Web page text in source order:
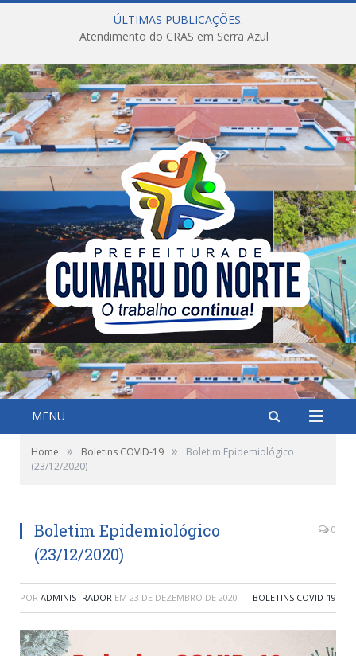
ÚLTIMAS PUBLICAÇÕES:
Atendimento do CRAS em Serra Azul
MENU
Home » Boletins COVID-19 »
Boletim Epidemiológico
(23/12/2020)
Boletim Epidemiológico
(23/12/2020)
0
POR ADMINISTRADOR EM 23 DE DEZEMBRO DE 2020 BOLETINS COVID-19